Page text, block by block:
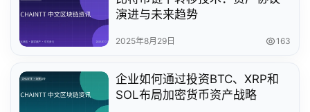
演进与未来趋势
2025年8月29日 163
企业如何通过投资BTC、XRP和
SOL布局加密货币资产战略